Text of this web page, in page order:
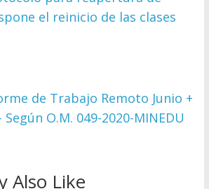
el reinicio de las clases
de Trabajo Remoto Junio +
O.M. 049-2020-MINEDU
Also Like